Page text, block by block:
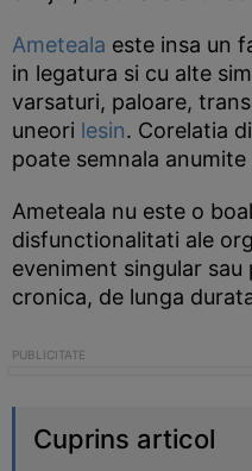
Ameteala este insa un
in legatura si cu alte
varsaturi, paloare,
uneori lesin. Corelatia
poate semnala
Ameteala nu este o
disfunctionalitati ale
eveniment singular
cronica, de lunga
Cuprins articol